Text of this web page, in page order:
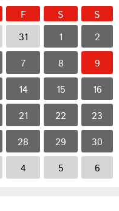
F S S
31 1 2
7 8 9
14 15 16
21 22 23
28 29 30
4 5 6